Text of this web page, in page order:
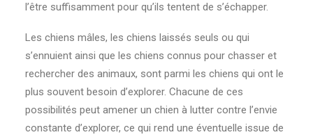
l’être suffisamment pour qu’ils tentent de s’échapper.
Les chiens mâles, les chiens laissés seuls ou qui
s’ennuient ainsi que les chiens connus pour chasser et
rechercher des animaux, sont parmi les chiens qui ont le
plus souvent besoin d’explorer. Chacune de ces
possibilités peut amener un chien à lutter contre l’envie
constante d’explorer, ce qui rend une éventuelle issue de